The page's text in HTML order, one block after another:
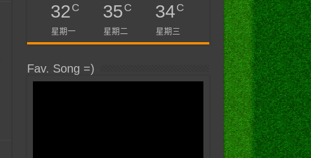
32C
星期一
35C
星期二
34C
星期三
Fav. Song =)